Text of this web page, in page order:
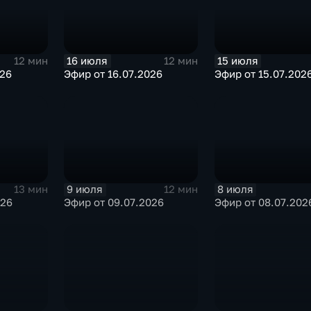
12 мин
16 июля
12 мин
Эфир от 16.07.2026
15 июля
Эфир от
13 мин
9 июля
12 мин
Эфир от 09.07.2026
8 июля
Эфир от